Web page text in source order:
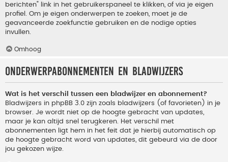
berichten" link in het gebruikerspaneel te klikken, of via je eigen
profiel. Om je eigen onderwerpen te zoeken, moet je de
geavanceerde zoekfunctie gebruiken en de nodige opties
invullen.
Omhoog
Onderwerpabonnementen en bladwijzers
Wat is het verschil tussen een bladwijzer en abonnement?
Bladwijzers in phpBB 3.0 zijn zoals bladwijzers (of favorieten) in je
browser. Je wordt niet op de hoogte gebracht van updates,
maar je kan altijd snel terugkeren. Het verschil met
abonnementen ligt hem in het feit dat je hierbij automatisch op
de hoogte gebracht word van updates, dit gebeurd via de door
jou gekozen wijze.